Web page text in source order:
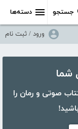
دسته‌ها جستجو
ورود / ثبت نام
بیش از ۵۰،۰۰۰ کتاب، کتاب صوتی و رمان را